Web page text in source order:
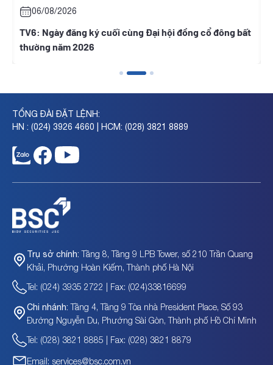
06/08/2026
TV6: Ngày đăng ký cuối cùng Đại hội đồng cổ đông bất
thường năm 2026
TỔNG ĐÀI ĐẶT LỆNH:
HN : (024) 3926 4660 | HCM: (028) 3821 8889
Trụ sở chính: Tầng 8, Tầng 9 LPB Tower, số 210 Trần Quang
Khải, Phường Hoàn Kiếm, Thành phố Hà Nội
Tel: (024) 3935 2722 | Fax: (024)33816699
Chi nhánh: Tầng 4, Tầng 9 Tòa nhà President Place, Số 93
Đường Nguyễn Du, Phường Sài Gòn, Thành phố Hồ Chí Minh
Tel: (028) 3821 8885 | Fax: (028) 3821 8879
Email: services@bsc.com.vn